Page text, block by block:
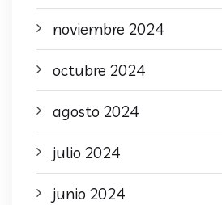
noviembre 2024
octubre 2024
agosto 2024
julio 2024
junio 2024